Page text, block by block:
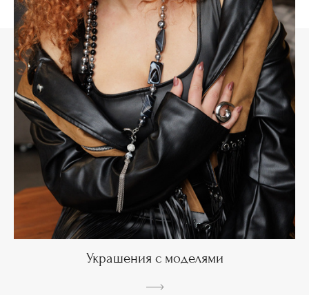
Украшения с моделями